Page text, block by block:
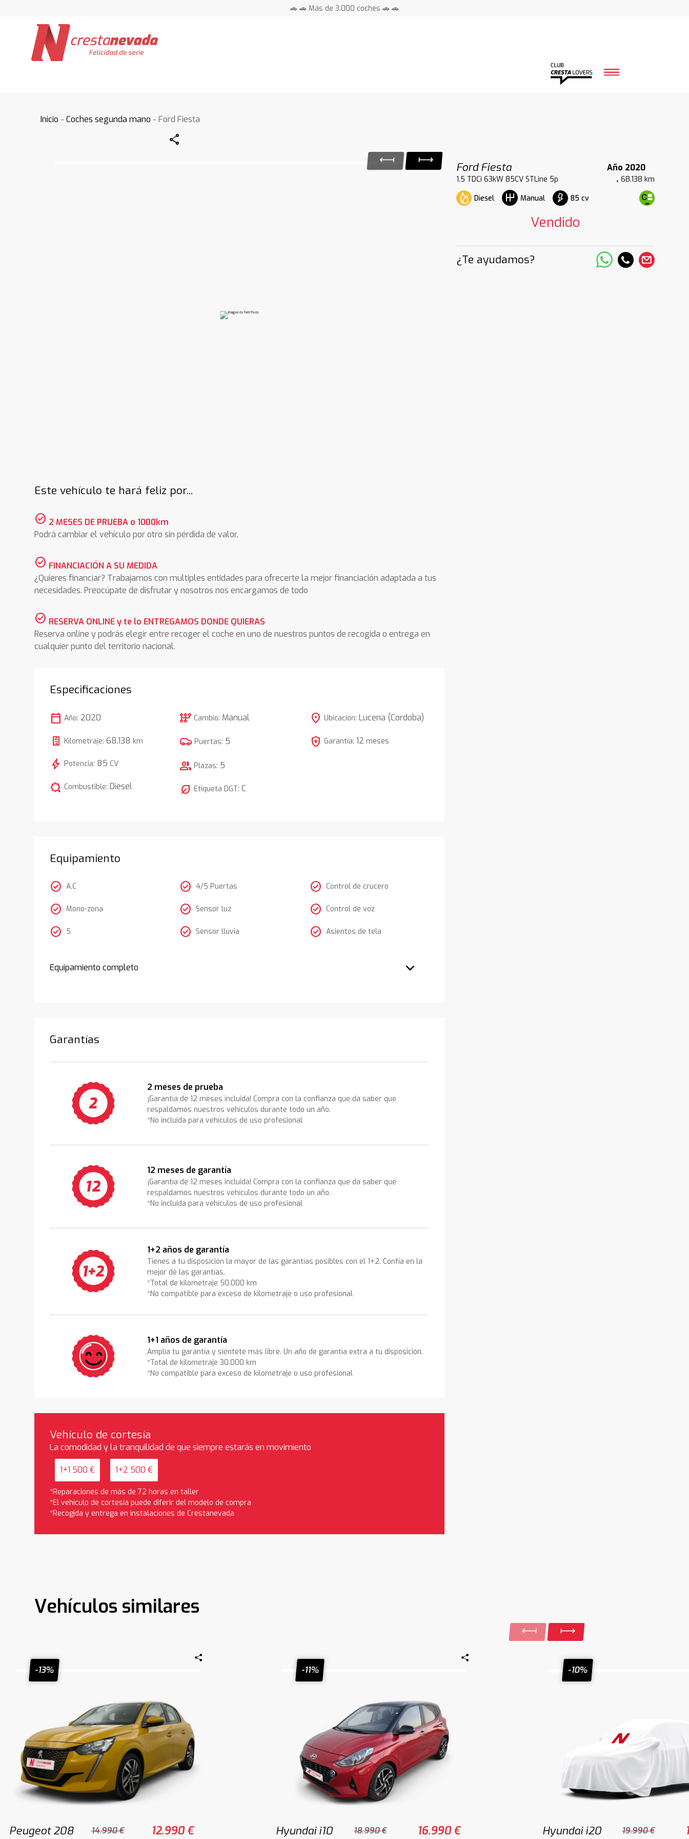
🚗 🚗 Más de 3.000 coches 🚗 🚗
Inicio -Coches segunda mano - Ford Fiesta
Share
Ford Fiesta
Año 2020
1.5 TDCi 63kW 85CV STLine 5p
68.138 km
Diesel
Manual 85 cv
Vendido
¿Te ayudamos?
Este vehículo te hará feliz por...
check_circle 2 MESES DE PRUEBA o 1000km
Podrá cambiar el vehículo por otro sin pérdida de valor.
check_circle FINANCIACIÓN A SU MEDIDA
¿Quieres financiar? Trabajamos con multiples entidades para ofrecerte la mejor financiación adaptada a tus
necesidades. Preocúpate de disfrutar y nosotros nos encargamos de todo
check_circle RESERVA ONLINE y te lo ENTREGAMOS DONDE QUIERAS
Reserva online y podrás elegir entre recoger el coche en uno de nuestros puntos de recogida o entrega en
cualquier punto del territorio nacional.
Especificaciones
calendar_today Año: 2020
Kilometraje:68.138 km
bolt Potencia: 85 CV
comic_bubble Combustible:Diesel
auto_transmission Cambio: Manual
Puertas: 5
group Plazas: 5
nest_eco_leaf Etiqueta DGT:C
location_on Ubicación: Lucena (Cordoba)
local_police Garantía: 12 meses
Equipamiento
check_circle A.C
check_circle Mono-zona
check_circle 5
check_circle 4/5 Puertas
check_circle Sensor luz
check_circle Sensor lluvia
check_circle Control de crucero
check_circle Control de voz
check_circle Asientos de tela
Equipamiento completo
Garantías
2 meses de prueba
¡Garantía de 12 meses incluida! Compra con la confianza que da saber que
respaldamos nuestros vehículos durante todo un año.
*No incluida para vehículos de uso profesional
12 meses de garantía
¡Garantía de 12 meses incluida! Compra con la confianza que da saber que
respaldamos nuestros vehículos durante todo un año.
*No incluida para vehículos de uso profesional
1+2 años de garantía
Tienes a tu disposición la mayor de las garantías posibles con el 1+2. Confía en la
mejor de las garantías.
*Total de kilometraje 50.000 km
*No compatible para exceso de kilometraje o uso profesional
1+1 años de garantía
Amplía tu garantía y siéntete más libre. Un año de garantía extra a tu disposición.
*Total de kilometraje 30.000 km
*No compatible para exceso de kilometraje o uso profesional
Vehículo de cortesía
La comodidad y la tranquilidad de que siempre estarás en movimiento
1+1 500 € 1+2 500 €
*Reparaciones de más de 72 horas en taller
*El vehículo de cortesía puede diferir del modelo de compra
*Recogida y entrega en instalaciones de Crestanevada
Vehículos similares
-13%
Peugeot 208 14.990 € 12.990 €
-11%
Hyundai i10 18.990 € 16.990 €
-10%
Hyundai i20 19.990 €